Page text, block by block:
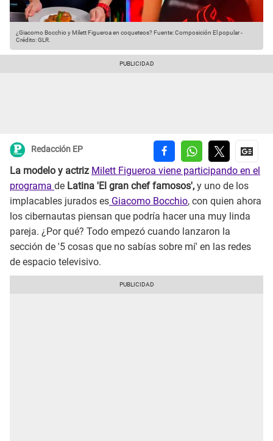
¿Giacomo Bocchio y Milett Figueroa en coqueteos?Fuente: Composición El popular-
Crédito: GLR.
Redacción EP
La modelo y actriz Milett Figueroa viene participando en el
programa de Latina 'El gran chef famosos', y uno de los
implacables jurados es Giacomo Bocchio, con quien ahora
los cibernautas piensan que podría hacer una muy linda
pareja. ¿Por qué? Todo empezó cuando lanzaron la
sección de '5 cosas que no sabías sobre mí' en las redes
de espacio televisivo.